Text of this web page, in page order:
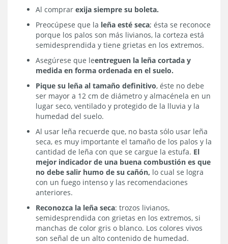
Al comprar exija siempre su boleta.
Preocúpese que la leña esté seca; ésta se reconoce
porque los palos son más livianos, la corteza está
semidesprendida y tiene grietas en los extremos.
Asegúrese que leentreguen la leña cortada y
medida en forma ordenada en el suelo.
Pique su leña al tamaño definitivo, éste no debe
ser mayor a 12 cm de diámetro y almacénela en un
lugar seco, ventilado y protegido de la lluvia y la
humedad del suelo.
Al usar leña recuerde que, no basta sólo usar leña
seca, es muy importante el tamaño de los palos y la
cantidad de leña con que se cargue la estufa. El
mejor indicador de una buena combustión es que
no debe salir humo de su cañón, lo cual se logra
con un fuego intenso y las recomendaciones
anteriores.
Reconozca la leña seca: trozos livianos,
semidesprendida con grietas en los extremos, si
manchas de color gris o blanco. Los colores vivos
son señal de un alto contenido de humedad.